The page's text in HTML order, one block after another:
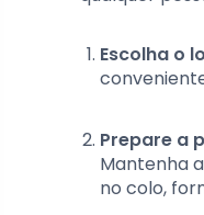
Escolha o
Prepare a
Mantenha
no colo,